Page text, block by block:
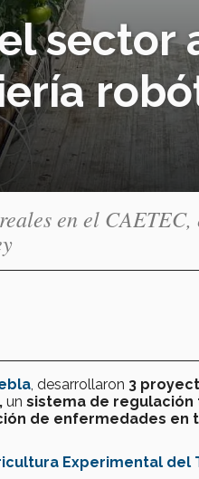
sector
en el
, desarrollaron 3
un sistema de
de enfermedades en
Experimental del